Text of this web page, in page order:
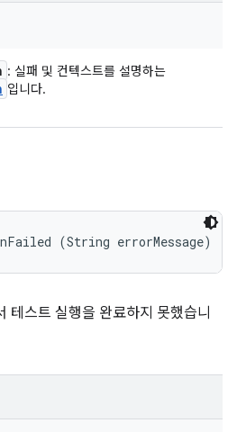
: 실패 및 컨텍스트를 설명하는
입니다.
(String errorMessage)
테스트 실행을 완료하지 못했습니